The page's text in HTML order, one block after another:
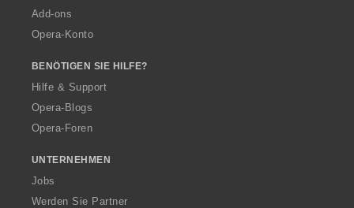
Add-ons
Opera-Konto
BENÖTIGEN SIE HILFE?
Hilfe & Support
Opera-Blogs
Opera-Foren
UNTERNEHMEN
Jobs
Werden Sie Partner